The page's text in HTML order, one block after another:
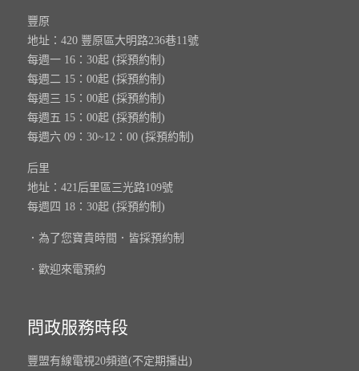
豐原
地址：420 豐原區大明路236巷11號
每週一 16：30起 (採預約制)
每週二 15：00起 (採預約制)
每週三 15：00起 (採預約制)
每週五 15：00起 (採預約制)
每週六 09：30~12：00 (採預約制)
后里
地址：421后里區三光路109號
每週四 18：30起 (採預約制)
．為了您寶貴時間．皆採預約制
．歡迎來電預約
問政服務時段
豐盟有線電視20頻道(不定期播出)